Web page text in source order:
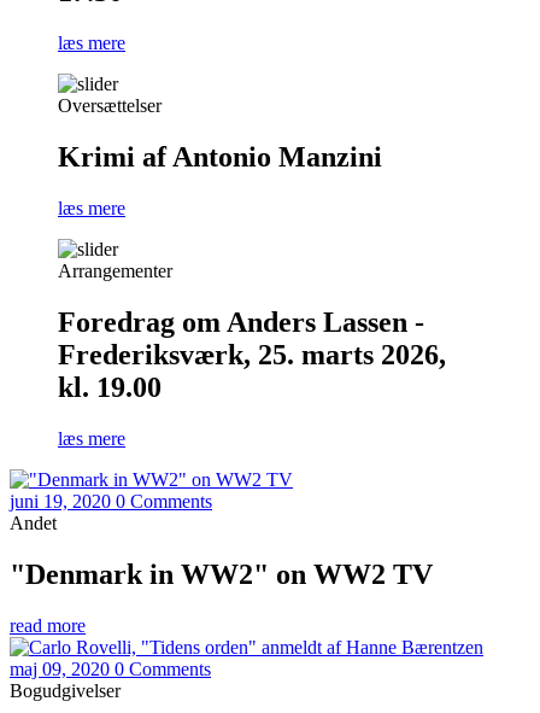
læs mere
Oversættelser
Krimi af Antonio Manzini
læs mere
Arrangementer
Foredrag om Anders Lassen -
Frederiksværk, 25. marts 2026,
kl. 19.00
læs mere
juni 19, 2020 0 Comments
Andet
"Denmark in WW2" on WW2 TV
read more
maj 09, 2020 0 Comments
Bogudgivelser